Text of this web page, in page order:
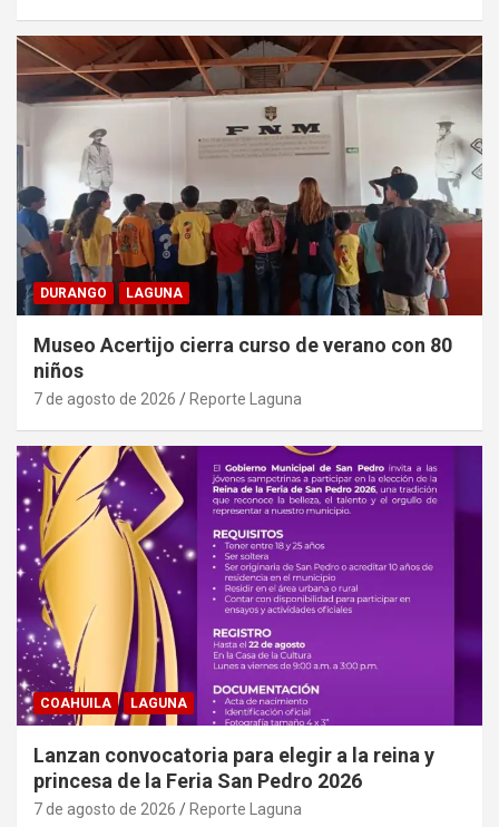
DURANGO LAGUNA
Museo Acertijo cierra curso de verano con 80
niños
7 de agosto de 2026 Reporte Laguna
COAHUILA LAGUNA
Lanzan convocatoria para elegir a la reina y
princesa de la Feria San Pedro 2026
7 de agosto de 2026 Reporte Laguna